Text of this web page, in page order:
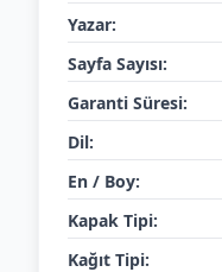
Yazar:
Sayfa Sayısı:
Garanti Süresi:
Dil:
En / Boy:
Kapak Tipi:
Kağıt Tipi: